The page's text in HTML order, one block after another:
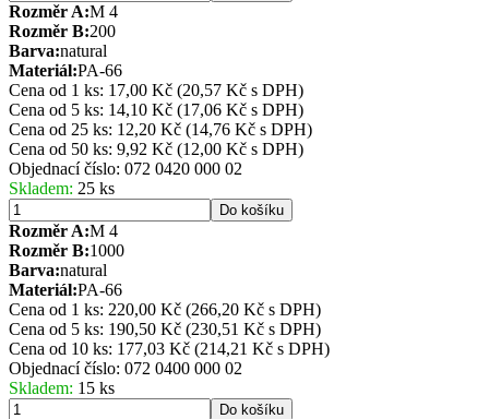
Rozměr A:M 4
Rozměr B:200
Barva:natural
Materiál:PA-66
Cena od 1 ks: 17,00 Kč (20,57 Kč s DPH)
Cena od 5 ks: 14,10 Kč (17,06 Kč s DPH)
Cena od 25 ks: 12,20 Kč (14,76 Kč s DPH)
Cena od 50 ks: 9,92 Kč (12,00 Kč s DPH)
Objednací číslo: 072 0420 000 02
Skladem: 25 ks
Do košíku
Rozměr A:M 4
Rozměr B:1000
Barva:natural
Materiál:PA-66
Cena od 1 ks: 220,00 Kč (266,20 Kč s DPH)
Cena od 5 ks: 190,50 Kč (230,51 Kč s DPH)
Cena od 10 ks: 177,03 Kč (214,21 Kč s DPH)
Objednací číslo: 072 0400 000 02
Skladem: 15 ks
Do košíku